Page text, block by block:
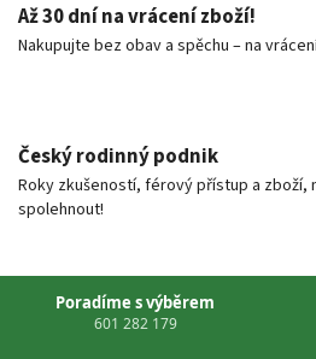
Až 30 dní na vrácení zboží!
Nakupujte bez obav a spěchu – na
Český rodinný podnik
Roky zkušeností, férový přístup a zboží,
spolehnout!
Poradíme s výběrem
601 282 179